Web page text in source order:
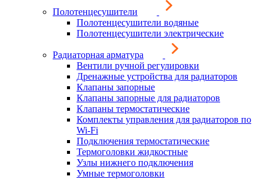
Полотенцесушители
Полотенцесушители водяные
Полотенцесушители электрические
Радиаторная арматура
Вентили ручной регулировки
Дренажные устройства для радиаторов
Клапаны запорные
Клапаны запорные для радиаторов
Клапаны термостатические
Комплекты управления для радиаторов по
Wi-Fi
Подключения термостатические
Термоголовки жидкостные
Узлы нижнего подключения
Умные термоголовки